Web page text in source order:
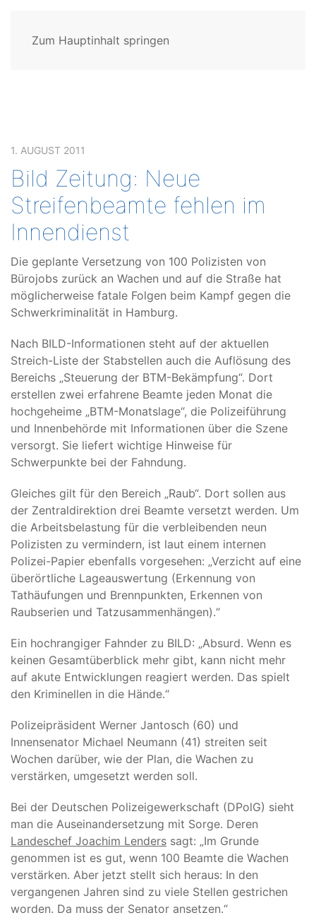
Zum Hauptinhalt springen
1. AUGUST 2011
Bild Zeitung: Neue
Streifenbeamte fehlen im
Innendienst
Die geplante Versetzung von 100 Polizisten von
Bürojobs zurück an Wachen und auf die Straße hat
möglicherweise fatale Folgen beim Kampf gegen die
Schwerkriminalität in Hamburg.
Nach BILD-Informationen steht auf der aktuellen
Streich-Liste der Stabstellen auch die Auflösung des
Bereichs „Steuerung der BTM-Bekämpfung“. Dort
erstellen zwei erfahrene Beamte jeden Monat die
hochgeheime „BTM-Monatslage“, die Polizeiführung
und Innenbehörde mit Informationen über die Szene
versorgt. Sie liefert wichtige Hinweise für
Schwerpunkte bei der Fahndung.
Gleiches gilt für den Bereich „Raub“. Dort sollen aus
der Zentraldirektion drei Beamte versetzt werden. Um
die Arbeitsbelastung für die verbleibenden neun
Polizisten zu vermindern, ist laut einem internen
Polizei-Papier ebenfalls vorgesehen: „Verzicht auf eine
überörtliche Lageauswertung (Erkennung von
Tathäufungen und Brennpunkten, Erkennen von
Raubserien und Tatzusammenhängen).“
Ein hochrangiger Fahnder zu BILD: „Absurd. Wenn es
keinen Gesamtüberblick mehr gibt, kann nicht mehr
auf akute Entwicklungen reagiert werden. Das spielt
den Kriminellen in die Hände.“
Polizeipräsident Werner Jantosch (60) und
Innensenator Michael Neumann (41) streiten seit
Wochen darüber, wie der Plan, die Wachen zu
verstärken, umgesetzt werden soll.
Bei der Deutschen Polizeigewerkschaft (DPolG) sieht
man die Auseinandersetzung mit Sorge. Deren
Landeschef Joachim Lenders sagt: „Im Grunde
genommen ist es gut, wenn 100 Beamte die Wachen
verstärken. Aber jetzt stellt sich heraus: In den
vergangenen Jahren sind zu viele Stellen gestrichen
worden. Da muss der Senator ansetzen.“